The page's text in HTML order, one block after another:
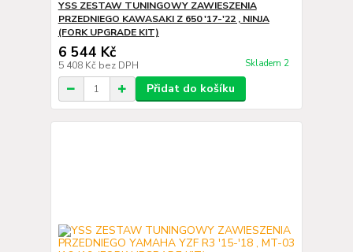
YSS ZESTAW TUNINGOWY ZAWIESZENIA
PRZEDNIEGO KAWASAKI Z 650 '17-'22 , NINJA
(FORK UPGRADE KIT)
6 544 Kč
5 408 Kč bez DPH Skladem 2
Přidat do košíku